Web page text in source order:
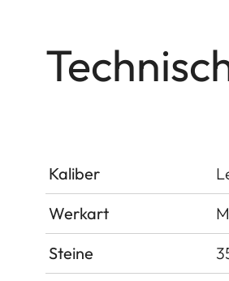
Kaliber
Werkart
Steine